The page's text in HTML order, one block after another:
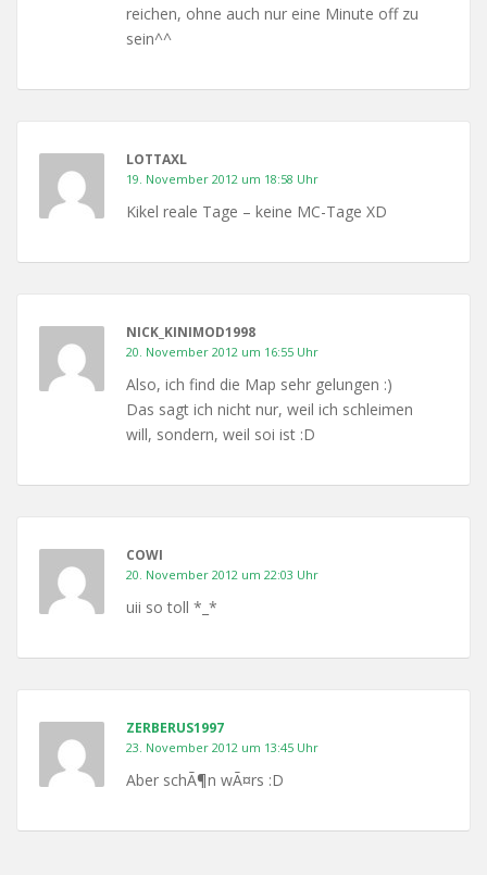
reichen, ohne auch nur eine Minute off zu
sein^^
LOTTAXL
19. November 2012 um 18:58 Uhr
Kikel reale Tage – keine MC-Tage XD
NICK_KINIMOD1998
20. November 2012 um 16:55 Uhr
Also, ich find die Map sehr gelungen :)
Das sagt ich nicht nur, weil ich schleimen
will, sondern, weil soi ist :D
COWI
20. November 2012 um 22:03 Uhr
uii so toll *_*
ZERBERUS1997
23. November 2012 um 13:45 Uhr
Aber schÃ¶n wÃ¤rs :D